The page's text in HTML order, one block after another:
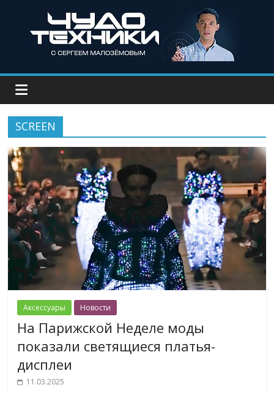
SCREEN
Аксессуары Новости
На Парижской Неделе моды
показали светящиеся платья-
дисплеи
11.03.2025